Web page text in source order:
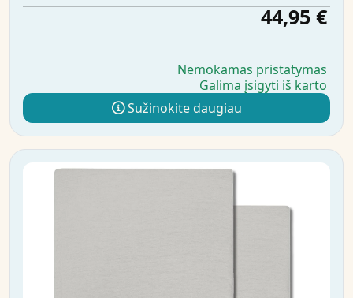
44,95 €
Nemokamas pristatymas
Galima įsigyti iš karto
Sužinokite daugiau